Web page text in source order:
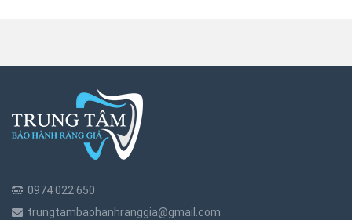
0974 022 650
trungtambaohanhranggia@gmail.com